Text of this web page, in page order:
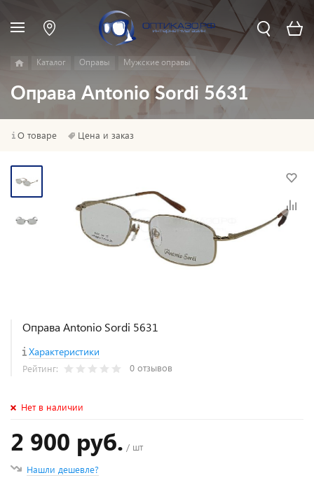
Каталог Оправы Мужские оправы
Оправа Antonio Sordi 5631
О товаре Цена и заказ
Оправа Antonio Sordi 5631
Характеристики
Рейтинг: 0 отзывов
Нет в наличии
2 900 руб. / шт
Нашли дешевле?